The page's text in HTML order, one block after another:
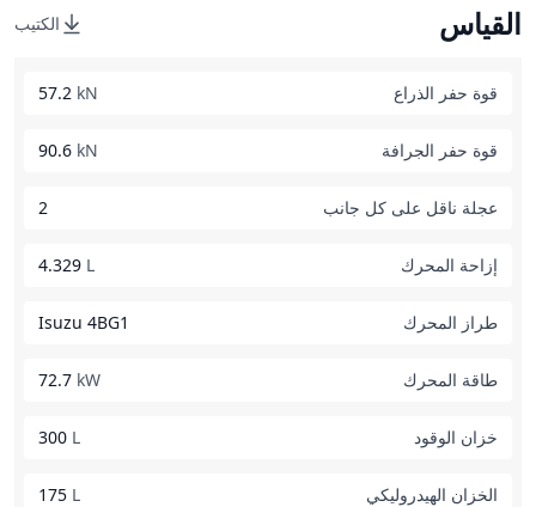
القياس الكتيب
قوة حفر الذراع 57.2 kN
قوة حفر الجرافة 90.6 kN
عجلة ناقل على كل جانب 2
إزاحة المحرك 4.329 L
طراز المحرك Isuzu 4BG1
طاقة المحرك 72.7 kW
خزان الوقود 300 L
الخزان الهيدروليكي 175 L